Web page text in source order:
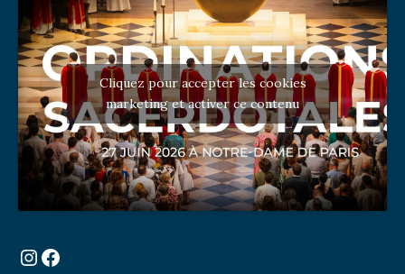
Cliquez pour accepter les cookies
marketing et activer ce contenu
Instagram
Facebook